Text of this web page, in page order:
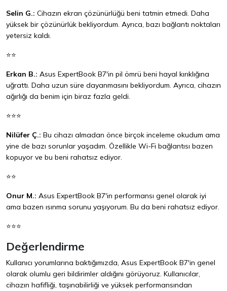
Selin G.: Cihazın ekran çözünürlüğü beni tatmin etmedi. Daha
yüksek bir çözünürlük bekliyordum. Ayrıca, bazı bağlantı noktaları
yetersiz kaldı.
⭐⭐
Erkan B.: Asus ExpertBook B7'in pil ömrü beni hayal kırıklığına
uğrattı. Daha uzun süre dayanmasını bekliyordum. Ayrıca, cihazın
ağırlığı da benim için biraz fazla geldi.
⭐⭐⭐
Nilüfer Ç.: Bu cihazı almadan önce birçok inceleme okudum ama
yine de bazı sorunlar yaşadım. Özellikle Wi-Fi bağlantısı bazen
kopuyor ve bu beni rahatsız ediyor.
⭐⭐
Onur M.: Asus ExpertBook B7'in performansı genel olarak iyi
ama bazen ısınma sorunu yaşıyorum. Bu da beni rahatsız ediyor.
⭐⭐⭐
Değerlendirme
Kullanıcı yorumlarına baktığımızda, Asus ExpertBook B7'in genel
olarak olumlu geri bildirimler aldığını görüyoruz. Kullanıcılar,
cihazın hafifliği, taşınabilirliği ve yüksek performansından